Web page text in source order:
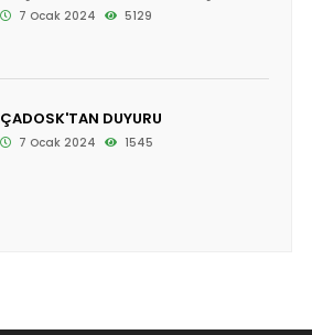
7 Ocak 2024 5129
ÇADOSK'TAN DUYURU
7 Ocak 2024 1545